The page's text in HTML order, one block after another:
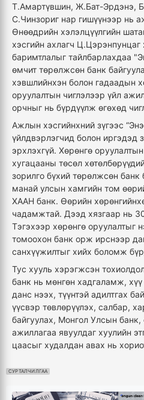
Т.Амартүвшин, Ж.Бат-Эрдэнэ,
С.Чинзориг нар гишүүнээр нь
Өнөөдрийн хэлэлцүүлгийн
хэсгийн ахлагч Ц.Цэрэнпунцаг
баримтлалыг тайлбарлахдаа
өмчит төрөлжсөн банк
хэвшлийнхэн болон гадаадын
оруулалтын чиглэлээр үйл
орчныг нь бүрдүүлж өгөхөд
Ажлын хэсгийнхний зүгээс
үйлдвэрлэгчид болон иргэдэд
эрхлэхгүй. Хөрөнгө
хугацааны төсөл
зорилго бүхий төрөлжсөн
манай улсын хамгийн том
ХААН банк. Өөрийн
чадамжтай. Дээд хязгаар нь
Тэгэхээр хөрөнгө оруулалтыг
томоохон банк орж ирснээр
санхүүжилтыг хийх боломж
Тус хууль хэрэгжсэн
банк нь мөнгөн хадгаламж,
данс нээх, түүнтэй адилтгах
үүсвэр төвлөрүүлэх, салбар,
байгуулах, Монгол Улсын банк,
ажиллагаа явуулдаг хуулийн
цаасыг худалдан авах нь
СУРТАЛЧИЛГАА